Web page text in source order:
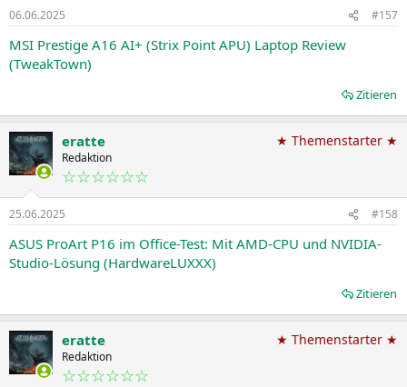
06.06.2025 #157
MSI Prestige A16 AI+ (Strix Point APU) Laptop Review
(TweakTown)
Zitieren
eratte
Redaktion
☆☆☆☆☆☆
★ Themenstarter ★
25.06.2025 #158
ASUS ProArt P16 im Office-Test: Mit AMD-CPU und NVIDIA-
Studio-Lösung (HardwareLUXXX)
Zitieren
eratte
Redaktion
☆☆☆☆☆☆
★ Themenstarter ★